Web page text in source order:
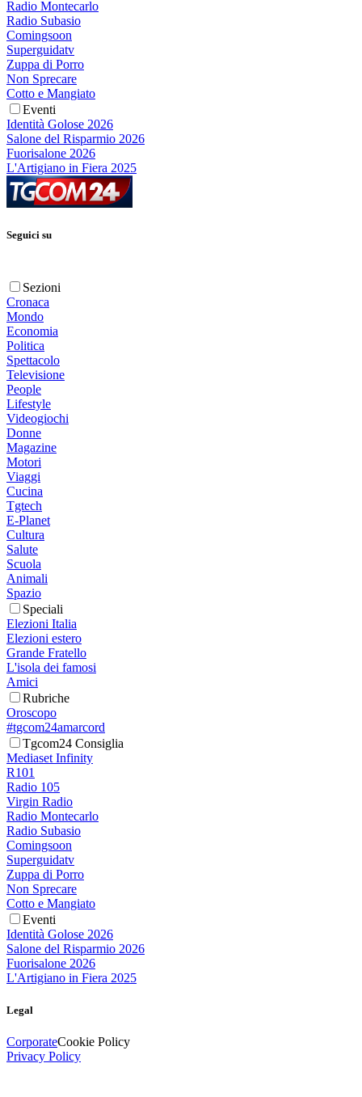
Radio Montecarlo
Radio Subasio
Comingsoon
Superguidatv
Zuppa di Porro
Non Sprecare
Cotto e Mangiato
Eventi
Identità Golose 2026
Salone del Risparmio 2026
Fuorisalone 2026
L'Artigiano in Fiera 2025
Seguici su
Sezioni
Cronaca
Mondo
Economia
Politica
Spettacolo
Televisione
People
Lifestyle
Videogiochi
Donne
Magazine
Motori
Viaggi
Cucina
Tgtech
E-Planet
Cultura
Salute
Scuola
Animali
Spazio
Speciali
Elezioni Italia
Elezioni estero
Grande Fratello
L'isola dei famosi
Amici
Rubriche
Oroscopo
#tgcom24amarcord
Tgcom24 Consiglia
Mediaset Infinity
R101
Radio 105
Virgin Radio
Radio Montecarlo
Radio Subasio
Comingsoon
Superguidatv
Zuppa di Porro
Non Sprecare
Cotto e Mangiato
Eventi
Identità Golose 2026
Salone del Risparmio 2026
Fuorisalone 2026
L'Artigiano in Fiera 2025
Legal
CorporateCookie Policy
Privacy Policy